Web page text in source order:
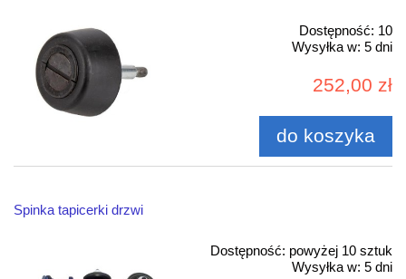
Dostępność: 10
Wysyłka w: 5 dni
252,00 zł
do koszyka
Spinka tapicerki drzwi
Dostępność: powyżej 10 sztuk
Wysyłka w: 5 dni